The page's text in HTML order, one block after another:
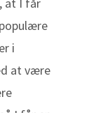
at I får
i
at være